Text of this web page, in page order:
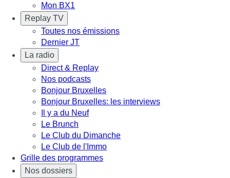
Mon BX1
Replay TV
Toutes nos émissions
Dernier JT
La radio
Direct & Replay
Nos podcasts
Bonjour Bruxelles
Bonjour Bruxelles: les interviews
Il y a du Neuf
Le Brunch
Le Club du Dimanche
Le Club de l'Immo
Grille des programmes
Nos dossiers